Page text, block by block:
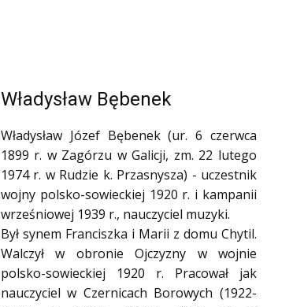
Władysław Bębenek
Władysław Józef Bębenek (ur. 6 czerwca
1899 r. w Zagórzu w Galicji, zm. 22 lutego
1974 r. w Rudzie k. Przasnysza) - uczestnik
wojny polsko-sowieckiej 1920 r. i kampanii
wrześniowej 1939 r., nauczyciel muzyki.
Był synem Franciszka i Marii z domu Chytil.
Walczył w obronie Ojczyzny w wojnie
polsko-sowieckiej 1920 r. Pracował jak
nauczyciel w Czernicach Borowych (1922-